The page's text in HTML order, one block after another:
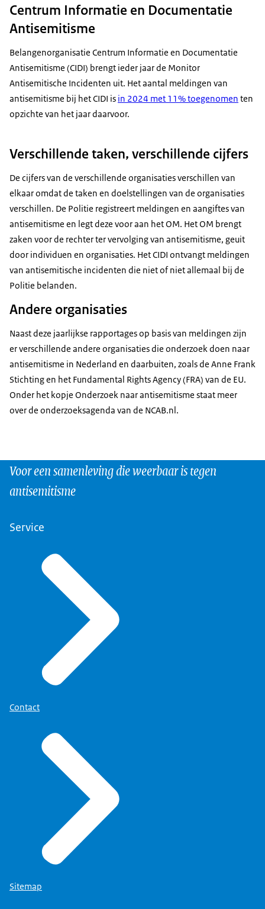
Rijkslint: Nationaal Coördinator
Antisemitismebestrijding, Ministerie van Justitie en
Centrum Informatie en Documentatie
Antisemitisme
Belangenorganisatie Centrum Informatie en Documentatie
Antisemitisme (CIDI) brengt ieder jaar de Monitor
Antisemitische Incidenten uit. Het aantal meldingen van
antisemitisme bij het CIDI is in 2024 met 11% toegenomen ten
opzichte van het jaar daarvoor.
Verschillende taken, verschillende cijfers
De cijfers van de verschillende organisaties verschillen van
elkaar omdat de taken en doelstellingen van de organisaties
verschillen. De Politie registreert meldingen en aangiftes van
antisemitisme en legt deze voor aan het OM. Het OM brengt
zaken voor de rechter ter vervolging van antisemitisme, geuit
door individuen en organisaties. Het CIDI ontvangt meldingen
van antisemitische incidenten die niet of niet allemaal bij de
Politie belanden.
Andere organisaties
Naast deze jaarlijkse rapportages op basis van meldingen zijn
er verschillende andere organisaties die onderzoek doen naar
antisemitisme in Nederland en daarbuiten, zoals de Anne Frank
Stichting en het Fundamental Rights Agency (FRA) van de EU.
Onder het kopje Onderzoek naar antisemitisme staat meer
over de onderzoeksagenda van de NCAB.nl.
Voor een samenleving die weerbaar is tegen
antisemitisme
Service
Contact
Sitemap